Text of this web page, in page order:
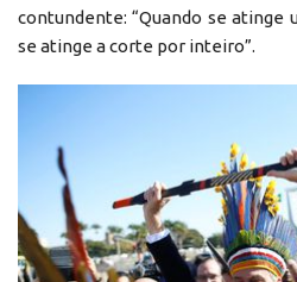
contundente: “Quando se atinge
se atinge a corte por inteiro”.